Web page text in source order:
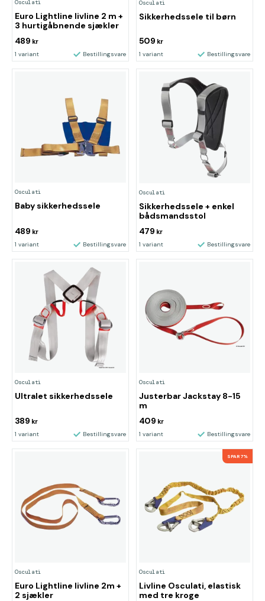
Osculati
Euro Lightline livline 2 m +
3 hurtigåbnende sjækler
489 kr
1 variant Bestillingsvare
Osculati
Sikkerhedssele til børn
509 kr
1 variant Bestillingsvare
Osculati
Baby sikkerhedssele
489 kr
1 variant Bestillingsvare
Osculati
Sikkerhedssele + enkel
bådsmandsstol
479 kr
1 variant Bestillingsvare
Osculati
Ultralet sikkerhedssele
389 kr
1 variant Bestillingsvare
Osculati
Justerbar Jackstay 8-15
m
409 kr
1 variant Bestillingsvare
Osculati
Euro Lightline livline 2m +
2 sjækler
SPAR 7%
Osculati
Livline Osculati, elastisk
med tre kroge